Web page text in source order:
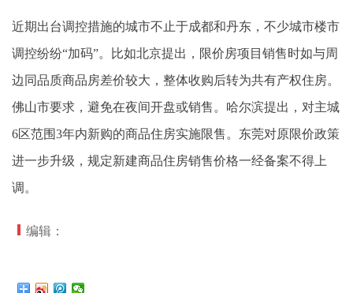
近期出台调控措施的城市不止于成都和丹东，不少城市楼市
调控纷纷“加码”。比如北京提出，限价房项目销售时如与周
边同品质商品房差价较大，整体收购后转为共有产权住房。
佛山市要求，避免在夜间开盘或销售。哈尔滨提出，对主城
6区范围3年内新购的商品住房实施限售。东莞对原限价政策
进一步升级，规定新建商品住房销售价格一经备案不得上
调。
编辑：